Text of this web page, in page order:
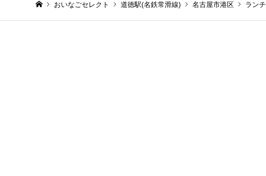
おいなごセレクト 道徳駅(名鉄常滑線) 名古屋市港区 ランチ